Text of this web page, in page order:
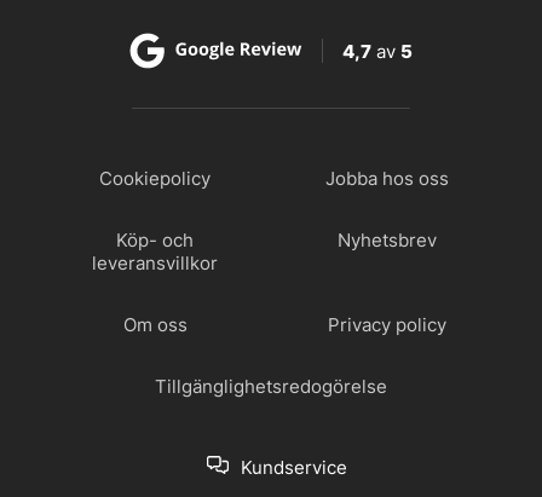
4,7 av 5
Cookiepolicy Jobba hos oss
Köp- och
leveransvillkor
Nyhetsbrev
Om oss Privacy policy
Tillgänglighetsredogörelse
Kundservice